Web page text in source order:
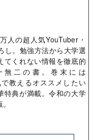
人の超人気YouTuber・
し。勉強方法から大学選
てくれない情報を徹底的
無二の書。巻末には
で教えるオススメしたい
特典が満載。令和の大学